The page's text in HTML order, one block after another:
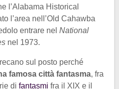
l’Alabama Historical
l’area nell’Old Cahawba
entrare nel National
nel 1973.
sul posto perché
famosa città fantasma, fra
di fantasmi fra il XIX e il